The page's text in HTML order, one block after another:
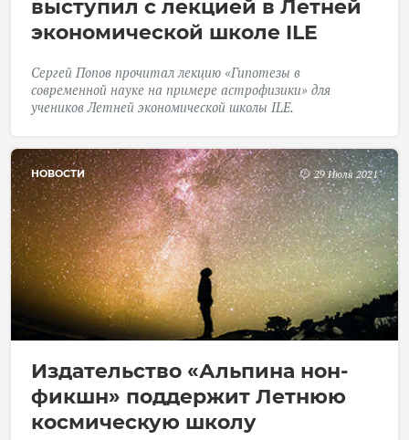
выступил с лекцией в Летней
экономической школе ILE
Сергей Попов прочитал лекцию «Гипотезы в
современной науке на примере астрофизики» для
учеников Летней экономической школы ILE.
НОВОСТИ 29 Июля 2021
Издательство «Альпина нон-
фикшн» поддержит Летнюю
космическую школу